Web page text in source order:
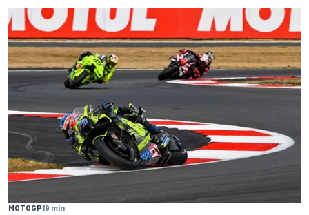
MOTOGP19 min